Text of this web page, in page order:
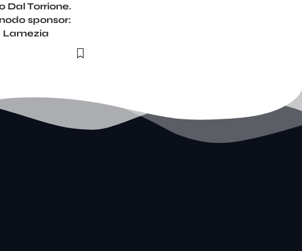
Dal Torrione.
sponsor:
Lamezia